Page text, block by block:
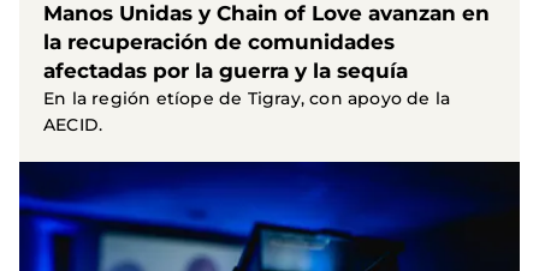
Manos Unidas y Chain of Love avanzan en
la recuperación de comunidades
afectadas por la guerra y la sequía
En la región etíope de Tigray, con apoyo de la
AECID.